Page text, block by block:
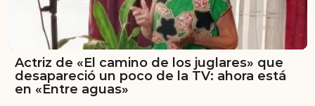
Actriz de «El camino de los juglares» que
desapareció un poco de la TV: ahora está
en «Entre aguas»